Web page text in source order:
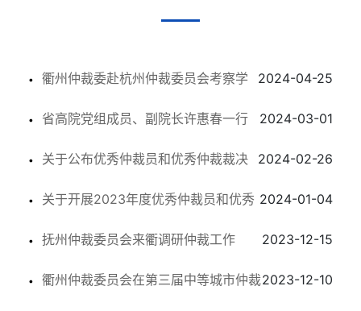
2024-04-25
衢州仲裁委赴杭州仲裁委员会考察学
习 2024-03-01
省高院党组成员、副院长许惠春一行
莅临衢州仲裁委员会调研工作 2024-02-26
关于公布优秀仲裁员和优秀仲裁裁决
书 评选结果 2024-01-04
关于开展2023年度优秀仲裁员和优秀
仲裁裁决书评 2023-12-15
抚州仲裁委员会来衢调研仲裁工作
2023-12-10
衢州仲裁委员会在第三届中等城市仲裁